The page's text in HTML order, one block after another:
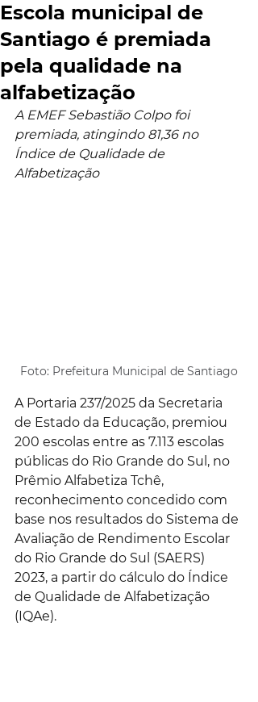
Escola municipal de
Santiago é premiada
pela qualidade na
alfabetização
A EMEF Sebastião Colpo foi
premiada, atingindo 81,36 no
Índice de Qualidade de
Alfabetização
Foto: Prefeitura Municipal de Santiago
A Portaria 237/2025 da Secretaria
de Estado da Educação, premiou
200 escolas entre as 7.113 escolas
públicas do Rio Grande do Sul, no
Prêmio Alfabetiza Tchê,
reconhecimento concedido com
base nos resultados do Sistema de
Avaliação de Rendimento Escolar
do Rio Grande do Sul (SAERS)
2023, a partir do cálculo do Índice
de Qualidade de Alfabetização
(IQAe).